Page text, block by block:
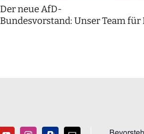
Der neue AfD-
Bundesvorstand: Unser Team